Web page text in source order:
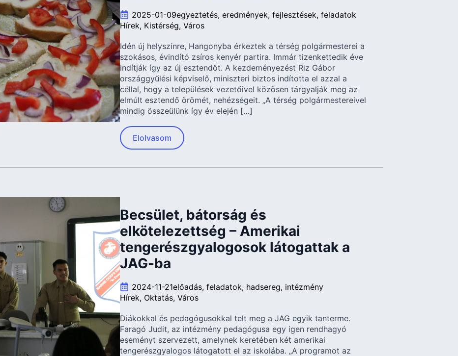
2025-01-09egyeztetés eredmények fejlesztések feladatok
Hírek Kistérség Város
Idén új helyszínre, Hangonyba érkeztek a térség polgármesterei a
szokásos, évindító zsíros kenyér partira. Immár tizenkettedik éve
indítják így az új esztendőt. A kezdeményezést Riz Gábor
országgyűlési képviselő, miniszteri biztos indította el azzal a
céllal, hogy a települések vezetőivel közösen tárgyalják meg az
elmúlt esztendő örömét, nehézségeit. „A térség polgármestereivel
mindig összeülünk így év elején […]
Elolvasom
Becsület, bátorság és
elkötelezettség – Amerikai
tengerészgyalogosok látogattak a
JAG-ba
2024-11-21előadás feladatok hadsereg intézmény
Hírek Oktatás Város
Diákokkal és pedagógusokkal telt meg a JAG egyik tanterme.
Faragó Judit, az intézmény pedagógusa egy igen rendhagyó
eseményt szervezett, amelynek keretében két amerikai
tengerészgyalogos látogatott el az iskolába. „A programot az